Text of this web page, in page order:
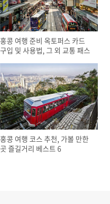
홍콩 여행 준비 옥토퍼스 카드
구입 및 사용법, 그 외 교통 패스
홍콩 여행 코스 추천, 가볼 만한
곳 즐길거리 베스트 6